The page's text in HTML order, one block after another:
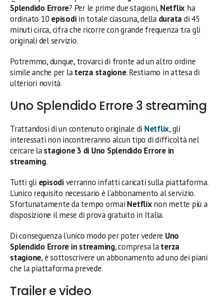
Splendido Errore? Per le prime due stagioni, Netflix ha
ordinato 10 episodiin totale ciascuna, della duratadi 45
minuti circa, cifra che ricorre con grande frequenza tra gli
originali del servizio.
Potremmo, dunque, trovarci di fronte ad un altro ordine
simile anche per laterza stagione. Restiamo in attesa di
ulteriori novità.
Uno Splendido Errore 3 streaming
Trattandosi di un contenuto originale di Netflix, gli
interessati non incontreranno alcun tipo di difficoltà nel
cercare lastagione 3 di Uno Splendido Errore in
streaming.
Tutti gli episodiverranno infatti caricati sulla piattaforma.
L’unico requisito necessario è l’abbonamento al servizio.
Sfortunatamente da tempo ormai Netflixnon mette più a
disposizione il mese di prova gratuito in Italia.
Di conseguenza l’unico modo per poter vedere Uno
Splendido Errore in streaming, compresa laterza
stagione, è sottoscrivere un abbonamento ad uno dei piani
che la piattaforma prevede.
Trailer e video